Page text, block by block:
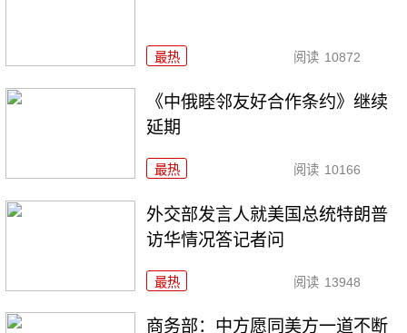
最热 阅读 10872
《中俄睦邻友好合作条约》继续
延期
最热 阅读 10166
外交部发言人就美国总统特朗普
访华情况答记者问
最热 阅读 13948
商务部：中方愿同美方一道不断